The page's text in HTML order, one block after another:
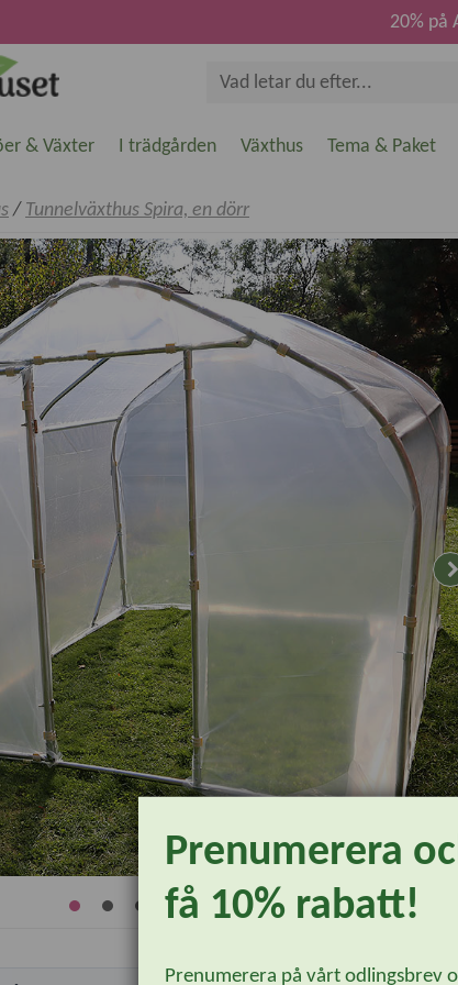
20% på
& Växter I trädgården Växthus Tema & Paket
/ Tunnelväxthus Spira, en dörr
Prenumerera
få 10% rabatt!
Prenumerera på vårt odlingsbrev